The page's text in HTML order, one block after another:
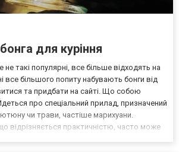
для куріння
не такі популярні, все більше відходять на
все більшого попиту набувають бонги від
та придбати на сайті. Що собою
про спеціальний прилад, призначений
чи трави, частіше марихуани.
відрізняється практичністю, часто може